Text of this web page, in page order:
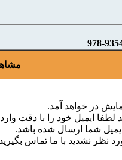
در خواهد آمد.
ایمیل خود را با دقت وارد
نظر نشدید با ما تماس